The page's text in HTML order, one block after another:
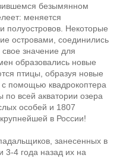
безымянном
меняется
полуостровов. Некоторые
островами, соединились
значение для
образовались новые
птицы, образуя новые
помощью квадрокоптера
по всей акватории озера
особей и 1807
в России!
занесенных в
3-4 года назад их на